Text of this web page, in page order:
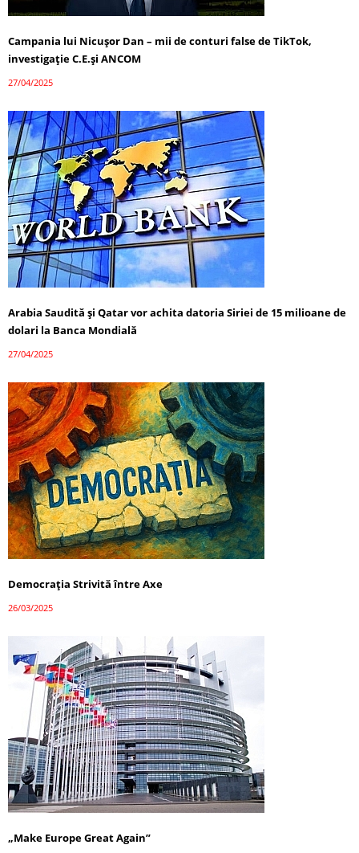
Campania lui Nicușor Dan – mii de conturi false de TikTok,
investigație C.E.și ANCOM
27/04/2025
Arabia Saudită și Qatar vor achita datoria Siriei de 15 milioane de
dolari la Banca Mondială
27/04/2025
Democrația Strivită între Axe
26/03/2025
„Make Europe Great Again”